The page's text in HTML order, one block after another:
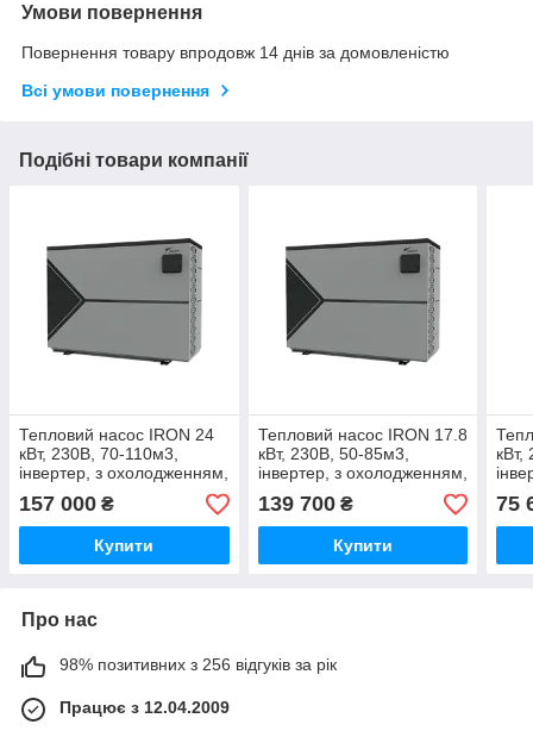
Умови повернення
Повернення товару впродовж 14 днів за домовленістю
Всі умови повернення
Подібні товари компанії
Тепловий насос IRON 24
кВт, 230В, 70-110м3,
інвертер, з охолодженням,
WI-FI
157 000 ₴
Купити
Тепловий насос IRON 17.8
кВт, 230В, 50-85м3,
інвертер, з охолодженням,
WI-FI
139 700₴
Купити
WI-
75
Про нас
98% позитивних з 256 відгуків за рік
Працює з 12.04.2009